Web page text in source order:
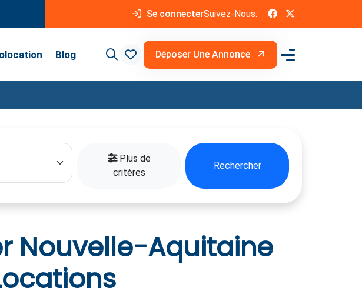
Se connecterSuivez-Nous:
Blog Déposer Une Annonce
Plus de
critères
Rechercher
Nouvelle-Aquitaine